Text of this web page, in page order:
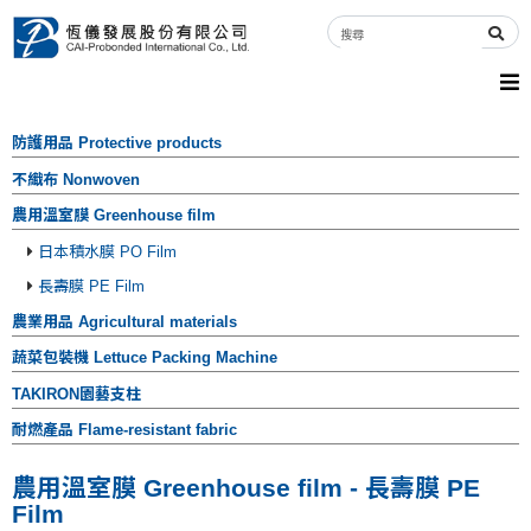
防護用品 Protective products
不織布 Nonwoven
農用溫室膜 Greenhouse film
日本積水膜 PO Film
長壽膜 PE Film
農業用品 Agricultural materials
蔬菜包裝機 Lettuce Packing Machine
TAKIRON園藝支柱
耐燃產品 Flame-resistant fabric
農用溫室膜 Greenhouse film - 長壽膜 PE
Film